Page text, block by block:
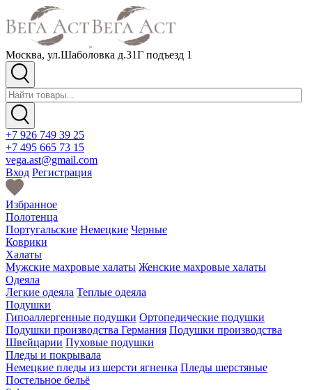
Москва, ул.Шаболовка д.31Г подъезд 1
+7 926 749 39 25
+7 495 665 73 15
vega.ast@gmail.com
Вход Регистрация
Избранное
Полотенца
Португальские Немецкие Черные
Коврики
Халаты
Мужские махровые халаты Женские махровые халаты
Одеяла
Легкие одеяла Теплые одеяла
Подушки
Гипоаллергенные подушки Ортопедические подушки
Подушки производства Германия Подушки производства
Швейцарии Пуховые подушки
Пледы и покрывала
Немецкие пледы из шерсти ягненка Пледы шерстяные
Постельное бельё